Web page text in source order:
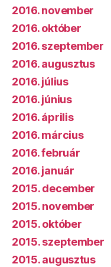
2016. november
2016. október
2016. szeptember
2016. augusztus
2016. július
2016. június
2016. április
2016. március
2016. február
2016. január
2015. december
2015. november
2015. október
2015. szeptember
2015. augusztus